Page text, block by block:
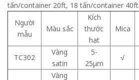
tấn/container 20ft, 18 tấn/container 40ft
Người
mẫu
Màu sắc
Kích
thước
hạt
Mica
TC302
Vàng
satin
5-
25μm
√
Vàng